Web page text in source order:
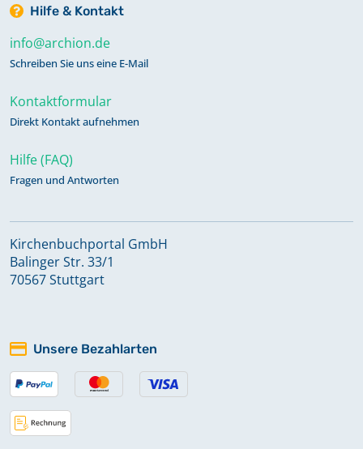
Hilfe & Kontakt
info@archion.de
Schreiben Sie uns eine E-Mail
Kontaktformular
Direkt Kontakt aufnehmen
Hilfe (FAQ)
Fragen und Antworten
Kirchenbuchportal GmbH
Balinger Str. 33/1
70567 Stuttgart
Unsere Bezahlarten